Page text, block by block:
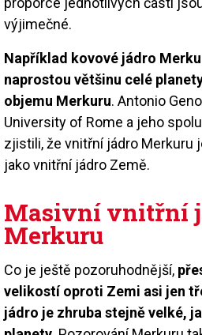
výjimečné.
Například kovové jádro
naprostou většinu celé
objemu Merkuru. Antonio
University of Rome a jeho
zjistili, že vnitřní jádro Merkuru
jako vnitřní jádro Země.
Masivní vnitřní
Merkuru
Co je ještě pozoruhodnější,
velikostí oproti Zemi asi jen
jádro je zhruba stejně velké,